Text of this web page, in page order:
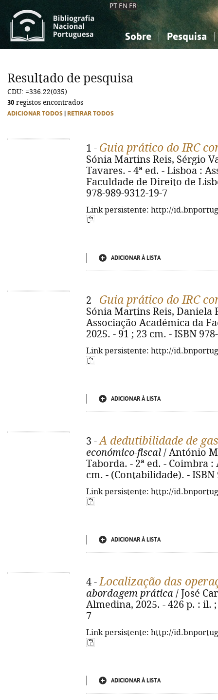
PT EN FR
Sobre Pesquisa
Ciências sociais...
Ciências sociais...
Resultado de pesquisa
CDU: =336.22(035)
30 registos encontrados
ADICIONAR TODOS RETIRAR TODOS
1 - Guia prático do IRC
Sónia Martins Reis, Sérgio
Tavares. - 4ª ed. - Lisboa :
Faculdade de Direito de
978-989-9312-19-7
Link persistente: http://
ADICIONAR À LISTA
2 - Guia prático do IRC
Sónia Martins Reis, Daniela
Associação Académica da
2025. - 91 ; 23 cm. - ISBN
Link persistente: http://
ADICIONAR À LISTA
3 -A dedutibilidade de
económico-fiscal / António
Taborda. - 2ª ed. - Coimbra
cm. - (Contabilidade). - ISBN
Link persistente: http://
ADICIONAR À LISTA
4 -Localização das
abordagem prática / José
Almedina, 2025. - 426 p. : il.
7
Link persistente: http://
ADICIONAR À LISTA